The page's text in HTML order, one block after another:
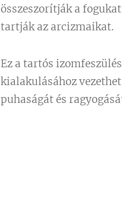
összeszorítják a
tartják az arcizmaikat.
Ez a tartós
kialakulásához
puhaságát és